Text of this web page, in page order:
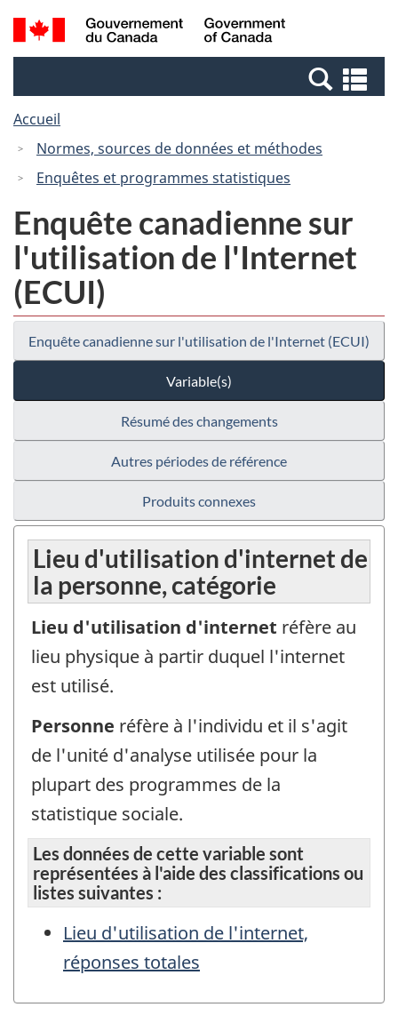
Passer
au
Passer
à
Canada
Recherche
et
et
Accueil
Normes, sources de données et méthodes
Enquêtes et programmes statistiques
Enquête canadienne sur
l'utilisation de l'Internet
(ECUI)
Enquête canadienne sur l'utilisation de l'Internet (ECUI)
Variable(s)
Résumé des changements
Autres périodes de référence
Produits connexes
Lieu d'utilisation d'internet de
la personne, catégorie
Lieu d'utilisation d'internet réfère au
lieu physique à partir duquel l'internet
est utilisé.
Personne réfère à l'individu et il s'agit
de l'unité d'analyse utilisée pour la
plupart des programmes de la
statistique sociale.
Les données de cette variable sont
représentées à l'aide des classifications ou
listes suivantes :
Lieu d'utilisation de l'internet,
réponses totales